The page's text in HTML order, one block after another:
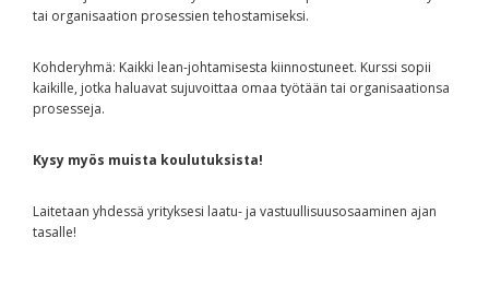
tai organisaation prosessien tehostamiseksi.
Kohderyhmä: Kaikki lean-johtamisesta kiinnostuneet. Kurssi sopii
kaikille, jotka haluavat sujuvoittaa omaa työtään tai organisaationsa
prosesseja.
Kysy myös muista koulutuksista!
Laitetaan yhdessä yrityksesi laatu- ja vastuullisuusosaaminen ajan
tasalle!